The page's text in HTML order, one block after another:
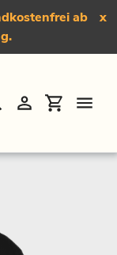
ab
x
Einloggen